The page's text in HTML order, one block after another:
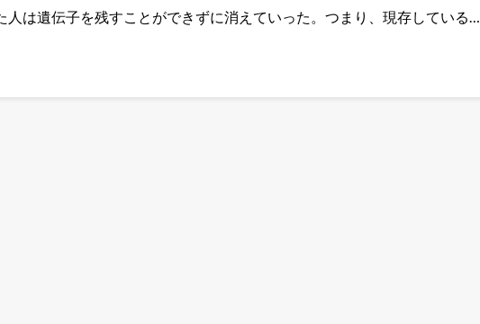
人は遺伝子を残すことができずに消えていった。つまり、現存している…